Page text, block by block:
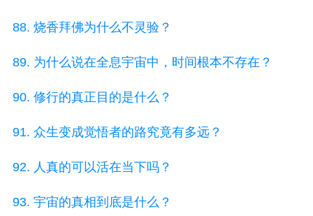
88. 烧香拜佛为什么不灵验？
89. 为什么说在全息宇宙中，时间根本不存在？
90. 修行的真正目的是什么？
91. 众生变成觉悟者的路究竟有多远？
92. 人真的可以活在当下吗？
93. 宇宙的真相到底是什么？